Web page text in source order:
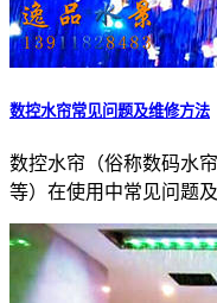
数控水帘常见问题及维修方法
数控水帘（俗称数码水
等）在使用中常见问题